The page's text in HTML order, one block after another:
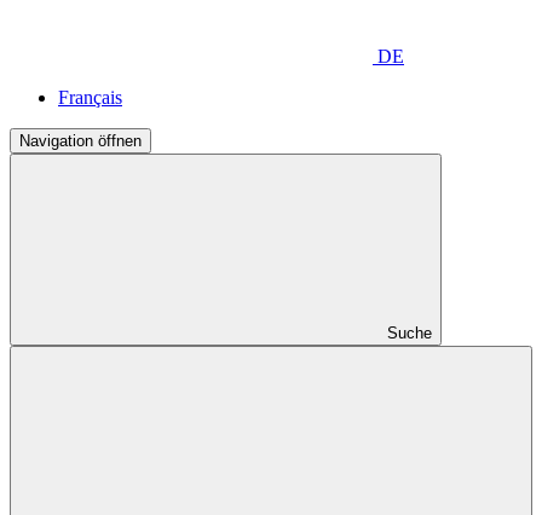
DE
Français
Navigation öffnen
Suche